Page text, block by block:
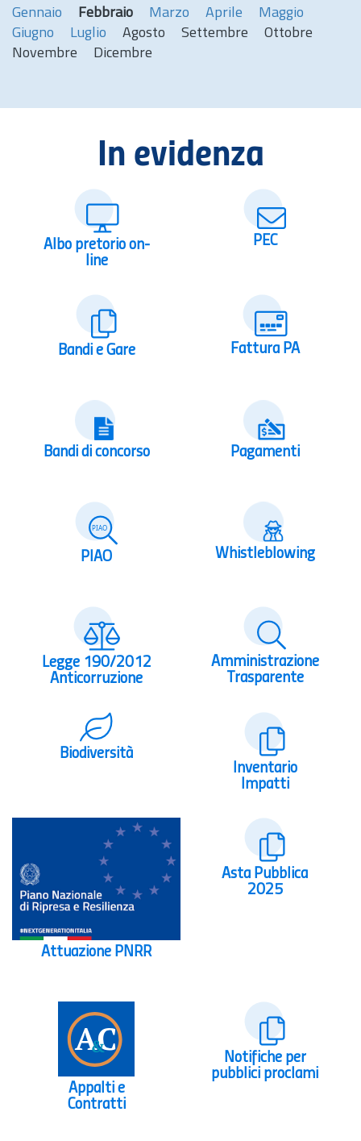
Gennaio
Febbraio Marzo Aprile
Maggio
Giugno
Luglio Agosto Settembre
Ottobre
Novembre
Dicembre
In evidenza
Albo pretorio on-
line
PEC
Bandi e Gare Fattura PA
Bandi di concorso Pagamenti
PIAO Whistleblowing
Legge 190/2012
Anticorruzione
Amministrazione
Trasparente
Biodiversità
Inventario
Impatti
Attuazione PNRR
Asta Pubblica
2025
Appalti e
Contratti
Notifiche per
pubblici proclami